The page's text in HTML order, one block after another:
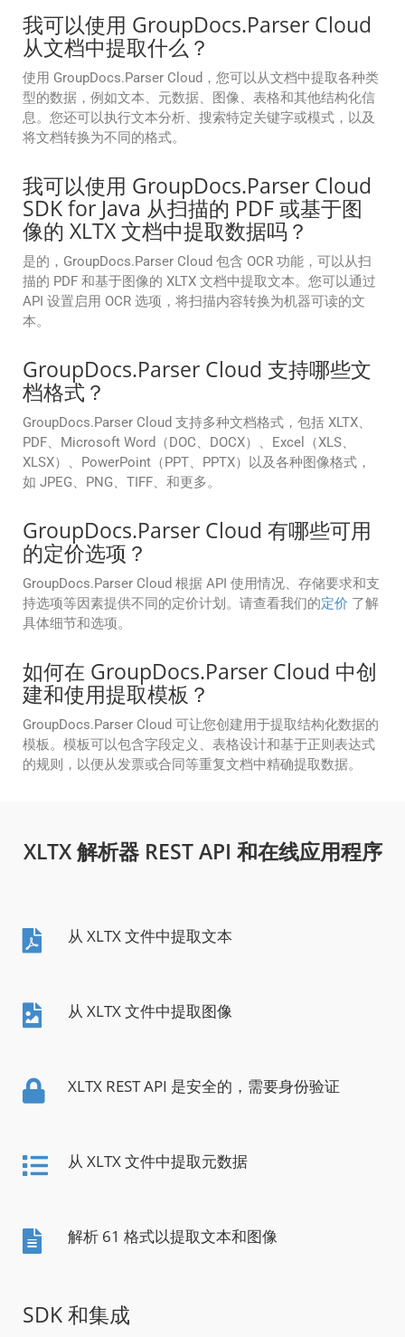
我可以使用 GroupDocs.Parser Cloud
从文档中提取什么？
使用 GroupDocs.Parser Cloud，您可以从文档中提取各种类
型的数据，例如文本、元数据、图像、表格和其他结构化信
息。您还可以执行文本分析、搜索特定关键字或模式，以及
将文档转换为不同的格式。
我可以使用 GroupDocs.Parser Cloud
SDK for Java 从扫描的 PDF 或基于图
像的 XLTX 文档中提取数据吗？
是的，GroupDocs.Parser Cloud 包含 OCR 功能，可以从扫
描的 PDF 和基于图像的 XLTX 文档中提取文本。您可以通过
API 设置启用 OCR 选项，将扫描内容转换为机器可读的文
本。
GroupDocs.Parser Cloud 支持哪些文
档格式？
GroupDocs.Parser Cloud 支持多种文档格式，包括 XLTX、
PDF、Microsoft Word（DOC、DOCX）、Excel（XLS、
XLSX）、PowerPoint（PPT、PPTX）以及各种图像格式，
如 JPEG、PNG、TIFF、和更多。
GroupDocs.Parser Cloud 有哪些可用
的定价选项？
GroupDocs.Parser Cloud 根据 API 使用情况、存储要求和支
持选项等因素提供不同的定价计划。请查看我们的定价 了解
具体细节和选项。
如何在 GroupDocs.Parser Cloud 中创
建和使用提取模板？
GroupDocs.Parser Cloud 可让您创建用于提取结构化数据的
模板。模板可以包含字段定义、表格设计和基于正则表达式
的规则，以便从发票或合同等重复文档中精确提取数据。
XLTX 解析器 REST API 和在线应用程序
从 XLTX 文件中提取文本
从 XLTX 文件中提取图像
XLTX REST API 是安全的，需要身份验证
从 XLTX 文件中提取元数据
解析 61 格式以提取文本和图像
SDK 和集成